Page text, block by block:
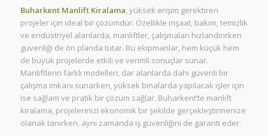
Buharkent Manlift Kiralama, yüksek erişim gerektiren
projeler için ideal bir çözümdür. Özellikle inşaat, bakım, temizlik
ve endüstriyel alanlarda, manliftler, çalışmaları hızlandırırken
güvenliği de ön planda tutar. Bu ekipmanlar, hem küçük hem
de büyük projelerde etkili ve verimli sonuçlar sunar.
Manliftlerin farklı modelleri, dar alanlarda dahi güvenli bir
çalışma imkanı sunarken, yüksek binalarda yapılacak işler için
ise sağlam ve pratik bir çözüm sağlar. Buharkent’te manlift
kiralama, projelerinizi ekonomik bir şekilde gerçekleştirmenize
olanak tanırken, aynı zamanda iş güvenliğini de garanti eder.